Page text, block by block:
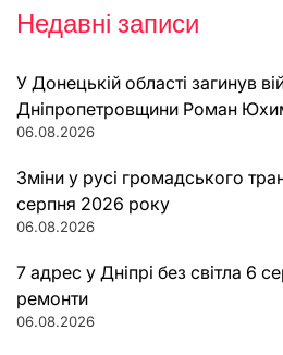
Недавні записи
У Донецькій області загинув
Дніпропетровщини Роман
06.08.2026
Зміни у русі громадського
серпня 2026 року
06.08.2026
7 адрес у Дніпрі без світла 6
ремонти
06.08.2026